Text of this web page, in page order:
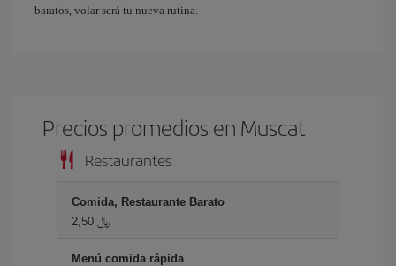
baratos, volar será tu nueva rutina.
Precios promedios en Muscat
Restaurantes
Comida, Restaurante Barato
2,50 ﷼
Menú comida rápida